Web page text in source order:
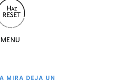
MENU
MIRA DEJA UN